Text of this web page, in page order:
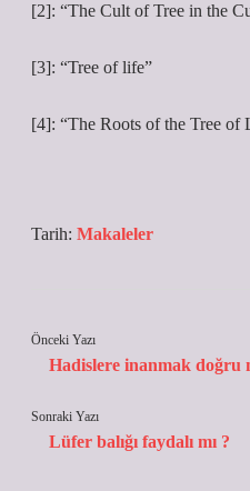
[2]: “The Cult of Tree in the
[3]: “Tree of life”
[4]: “The Roots of the Tree
Tarih: Makaleler
Önceki Yazı
Hadislere inanmak doğru
Sonraki Yazı
Lüfer balığı faydalı mı ?